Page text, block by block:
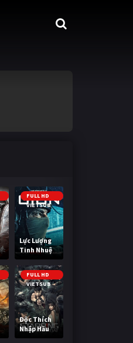
FULL HD
VIETSUB
Lực Lượng
Tinh Nhuệ
FULL HD
VIETSUB
Độc Thích
Nhập Hầu